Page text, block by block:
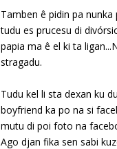
Tamben ê pidin pa
tudu es prucesu di
papia ma ê el ki ta
stragadu.
Tudu kel li sta dexan ku
boyfriend ka po na si
mutu di poi foto na
Ago djan fika sen sabi